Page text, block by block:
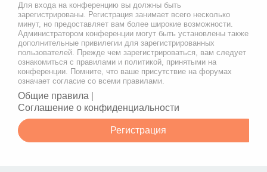
Для входа на конференцию вы должны быть
зарегистрированы. Регистрация занимает всего несколько
минут, но предоставляет вам более широкие возможности.
Администратором конференции могут быть установлены также
дополнительные привилегии для зарегистрированных
пользователей. Прежде чем зарегистрироваться, вам следует
ознакомиться с правилами и политикой, принятыми на
конференции. Помните, что ваше присутствие на форумах
означает согласие со всеми правилами.
Общие правила
Соглашение о конфиденциальности
Регистрация